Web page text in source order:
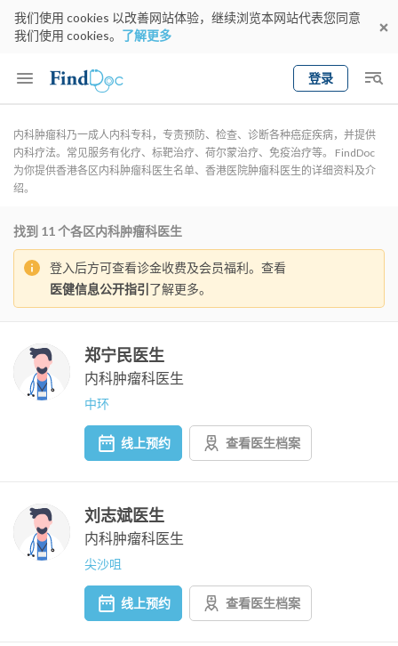
我们使用 cookies 以改善网站体验，继续浏览本网站代表您同意
我们使用 cookies。 了解更多
登录
预约医生
内科肿瘤科 选择地区 预约日期
gender
内科肿瘤科乃一成人内科专科，专责预防、检查、诊断各种癌症疾病，并提供
内科疗法。常见服务有化疗、标靶治疗、荷尔蒙治疗、免疫治疗等。 FindDoc
为你提供香港各区内科肿瘤科医生名单、香港医院肿瘤科医生的详细资料及介
绍。
找到 11个各区内科肿瘤科医生
登入后方可查看诊金收费及会员福利。查看
医健信息公开指引 了解更多。
郑宁民医生
内科肿瘤科医生
中环
线上预约 查看医生档案
刘志斌医生
内科肿瘤科医生
尖沙咀
线上预约 查看医生档案